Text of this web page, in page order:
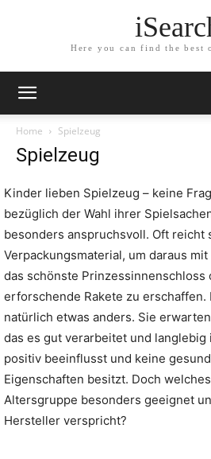
Here you can find the best
Home Spielzeug
Spielzeug
Kinder lieben Spielzeug – keine
bezüglich der Wahl ihrer
besonders anspruchsvoll. Oft reicht
Verpackungsmaterial, um daraus
das schönste Prinzessinnenschloss
erforschende Rakete zu erschaffen.
natürlich etwas anders. Sie
das es gut verarbeitet und langlebig
positiv beeinflusst und keine
Eigenschaften besitzt. Doch
Altersgruppe besonders geeignet
Hersteller verspricht?